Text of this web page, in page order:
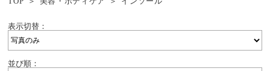
表示切替：
並び順：